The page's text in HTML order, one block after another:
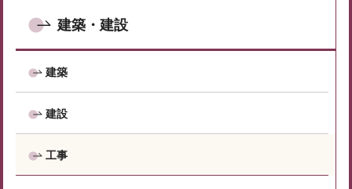
建築・建設
建築
建設
工事